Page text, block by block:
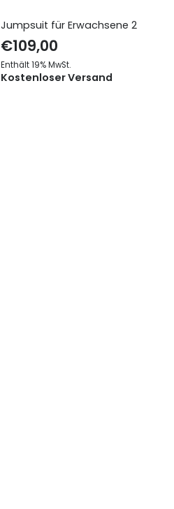
Jumpsuit für Erwachsene 2
€109,00
Enthält 19% MwSt.
Kostenloser Versand